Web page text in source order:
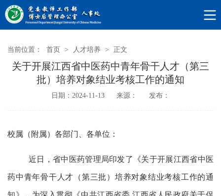
当前位置： 首页 > 人才培养 > 正文
关于开展江西省中医药中青年骨干人才（第三
批）培养对象结业考核工作的通知
日期：2024-11-13 来源： 发布：
校属（附属）各部门、各单位 ：
近日，省中医药管理局印发了《关于开展江西省中医
药中青年骨干人才（第三批）培养对象结业考核工作的通